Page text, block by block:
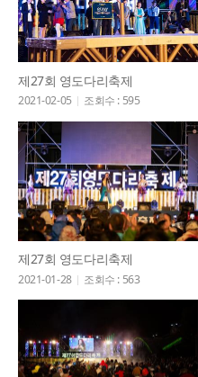
제27회 영도다리축제
2021-02-05 조회수 : 595
제27회 영도다리축제
2021-01-28 조회수 : 563